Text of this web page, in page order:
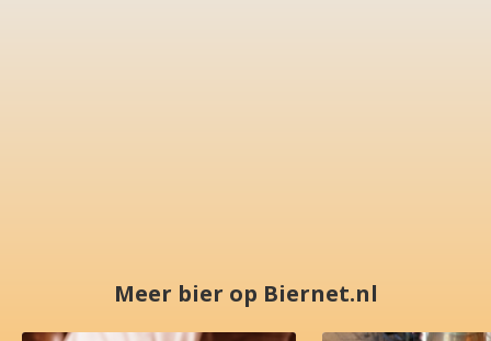
Meer bier op Biernet.nl